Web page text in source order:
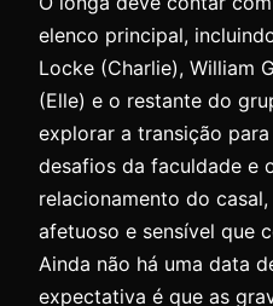
elenco principal,
Locke (Charlie), William
(Elle) e o restante do
explorar a transição
desafios da faculdade e
relacionamento do
afetuoso e sensível que
Ainda não há uma data
expectativa é que as